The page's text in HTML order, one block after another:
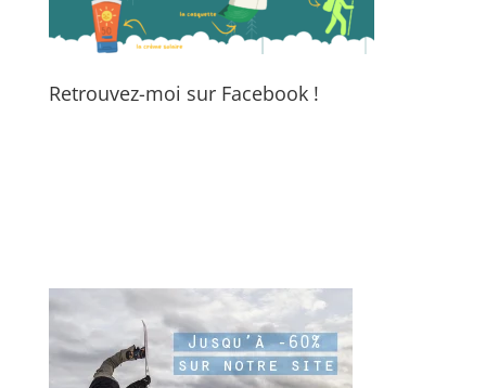
Retrouvez-moi sur Facebook !